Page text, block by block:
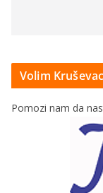
Volim
Pomozi nam da